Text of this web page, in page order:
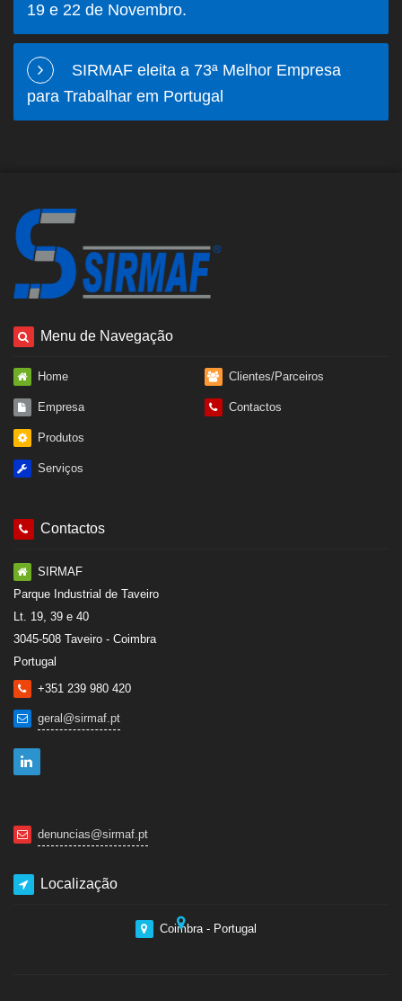
19 e 22 de Novembro.
SIRMAF eleita a 73ª Melhor Empresa
para Trabalhar em Portugal
Menu de Navegação
Home
Empresa
Produtos
Serviços
Clientes/Parceiros
Contactos
Contactos
SIRMAF
Parque Industrial de Taveiro
Lt. 19, 39 e 40
3045-508 Taveiro - Coimbra
Portugal
+351 239 980 420
geral@sirmaf.pt
denuncias@sirmaf.pt
Localização
Coimbra - Portugal